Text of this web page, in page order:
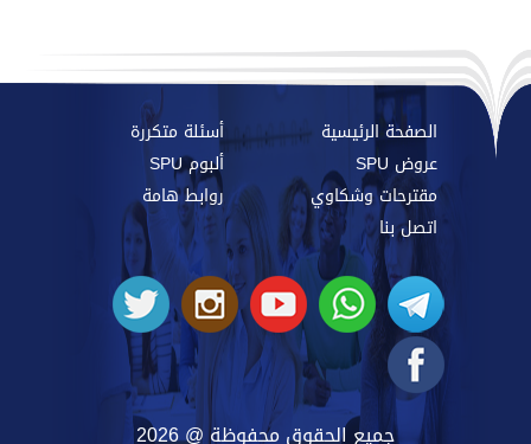
الصفحة الرئيسية
أسئلة متكررة
عروض SPU
ألبوم SPU
مقترحات وشكاوي
روابط هامة
اتصل بنا
جميع الحقوق محفوظة @ 2026